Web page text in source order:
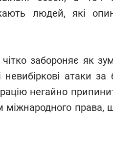
людей, які
забороняє як
невибіркові атаки
негайно
міжнародного